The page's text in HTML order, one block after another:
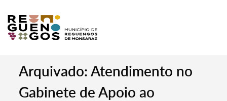
Arquivado: Atendimento no
Gabinete de Apoio ao